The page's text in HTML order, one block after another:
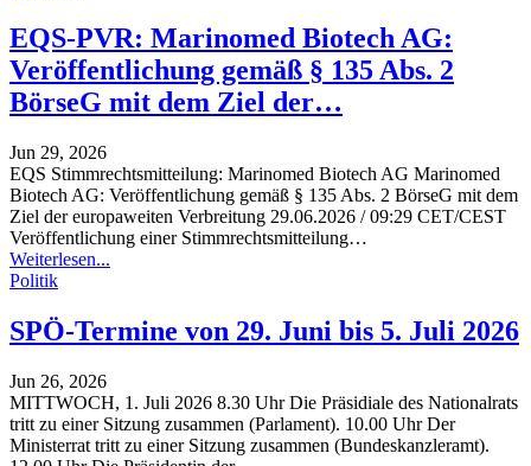
EQS-PVR: Marinomed Biotech AG:
Veröffentlichung gemäß § 135 Abs. 2
BörseG mit dem Ziel der…
Jun 29, 2026
EQS Stimmrechtsmitteilung: Marinomed Biotech AG Marinomed
Biotech AG: Veröffentlichung gemäß § 135 Abs. 2 BörseG mit dem
Ziel der europaweiten Verbreitung 29.06.2026 / 09:29 CET/CEST
Veröffentlichung einer Stimmrechtsmitteilung…
Weiterlesen...
Politik
SPÖ-Termine von 29. Juni bis 5. Juli 2026
Jun 26, 2026
MITTWOCH, 1. Juli 2026 8.30 Uhr Die Präsidiale des Nationalrats
tritt zu einer Sitzung zusammen (Parlament). 10.00 Uhr Der
Ministerrat tritt zu einer Sitzung zusammen (Bundeskanzleramt).